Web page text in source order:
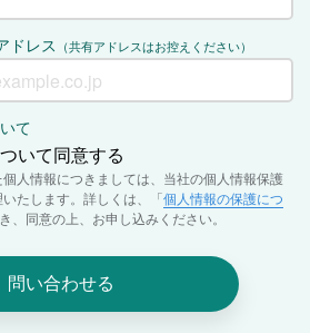
ドレス （共有アドレスはお控えください）
て
いて同意する
人情報につきましては、当社の個人情報保護
たします。詳しくは、「個人情報の保護につ
、同意の上、お申し込みください。
問い合わせる